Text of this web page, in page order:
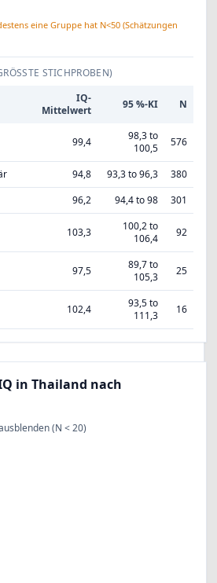
eine Gruppe hat N<50 (Schätzungen
STICHPROBEN)
IQ-
Mittelwert
95 %-KI N
99,4
98,3 to
100,5
576
94,8 93,3 to 96,3
380
96,2 94,4 to 98 301
103,3
100,2 to
106,4
92
97,5
89,7 to
105,3
25
102,4
93,5 to
111,3
16
in Thailand nach
(N < 20)